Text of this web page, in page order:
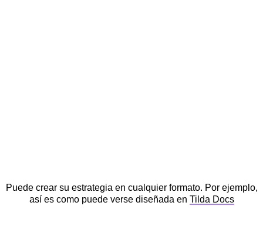
Puede crear su estrategia en cualquier formato. Por ejemplo,
así es como puede verse diseñada en Tilda Docs